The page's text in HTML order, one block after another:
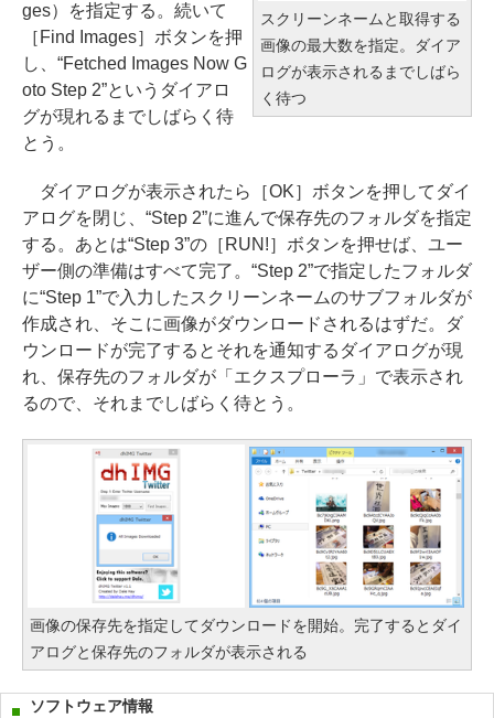
スクリーンネームと取得する
画像の最大数を指定。ダイア
ログが表示されるまでしばら
く待つ
ges）を指定する。続いて
［Find Images］ボタンを押
し、“Fetched Images Now G
oto Step 2”というダイアロ
グが現れるまでしばらく待
とう。
ダイアログが表示されたら［OK］ボタンを押してダイ
アログを閉じ、“Step 2”に進んで保存先のフォルダを指定
する。あとは“Step 3”の［RUN!］ボタンを押せば、ユー
ザー側の準備はすべて完了。“Step 2”で指定したフォルダ
に“Step 1”で入力したスクリーンネームのサブフォルダが
作成され、そこに画像がダウンロードされるはずだ。ダ
ウンロードが完了するとそれを通知するダイアログが現
れ、保存先のフォルダが「エクスプローラ」で表示され
るので、それまでしばらく待とう。
画像の保存先を指定してダウンロードを開始。完了するとダイ
アログと保存先のフォルダが表示される
ソフトウェア情報